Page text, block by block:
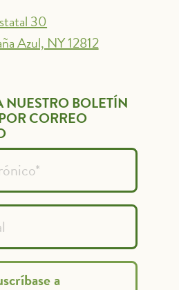
30
Azul, NY 12812
NUESTRO BOLETÍN
CORREO